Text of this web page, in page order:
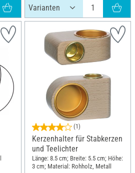
(1)
Kerzenhalter für Stabkerzen
und Teelichter
Länge: 8.5 cm; Breite: 5.5 cm; Höhe:
3 cm; Material: Rohholz, Metall